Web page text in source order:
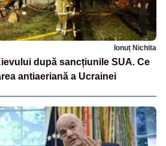
Ionuț Nichita
după sancțiunile SUA. Ce
antiaeriană a Ucrainei